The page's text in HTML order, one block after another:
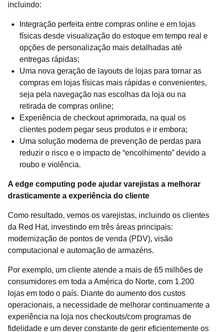
incluindo:
Integração perfeita entre compras online e em lojas
físicas desde visualização do estoque em tempo real e
opções de personalização mais detalhadas até
entregas rápidas;
Uma nova geração de layouts de lojas para tornar as
compras em lojas físicas mais rápidas e convenientes,
seja pela navegação nas escolhas da loja ou na
retirada de compras online;
Experiência de checkout aprimorada, na qual os
clientes podem pegar seus produtos e ir embora;
Uma solução moderna de prevenção de perdas para
reduzir o risco e o impacto de “encolhimento” devido a
roubo e violência.
A edge computing pode ajudar varejistas a melhorar
drasticamente a experiência do cliente
Como resultado, vemos os varejistas, incluindo os clientes
da Red Hat, investindo em três áreas principais:
modernização de pontos de venda (PDV), visão
computacional e automação de armazéns.
Por exemplo, um cliente atende a mais de 65 milhões de
consumidores em toda a América do Norte, com 1.200
lojas em todo o país. Diante do aumento dos custos
operacionais, a necessidade de melhorar continuamente a
experiência na loja nos checkouts/com programas de
fidelidade e um dever constante de gerir eficientemente os